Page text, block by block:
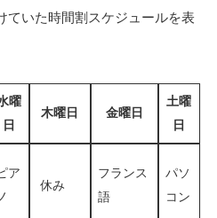
ていた時間割スケジュールを表
曜
日
木曜日 金曜日
土曜
日
ア
休み
フランス
語
パソ
コン